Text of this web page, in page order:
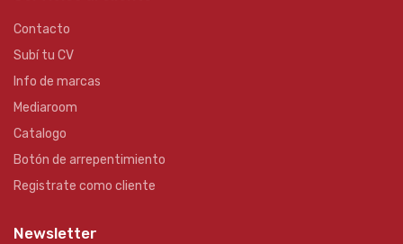
Contacto
Subí tu CV
Info de marcas
Mediaroom
Catalogo
Botón de arrepentimiento
Registrate como cliente
Newsletter